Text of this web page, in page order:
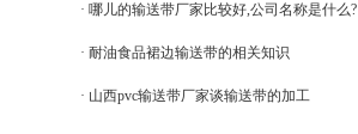
· 哪儿的输送带厂家比较好,公司名称是什么?
· 耐油食品裙边输送带的相关知识
· 山西pvc输送带厂家谈输送带的加工